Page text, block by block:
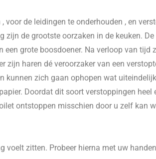
de leidingen te onderhouden , en
de grootste oorzaken in de keuken.
grote boosdoener. Na verloop van tijd
haren dé veroorzaker van een
kunnen zich gaan ophopen wat
Doordat dit soort verstoppingen heel
ontstoppen misschien door u zelf kan
zitten. Probeer hierna met uw